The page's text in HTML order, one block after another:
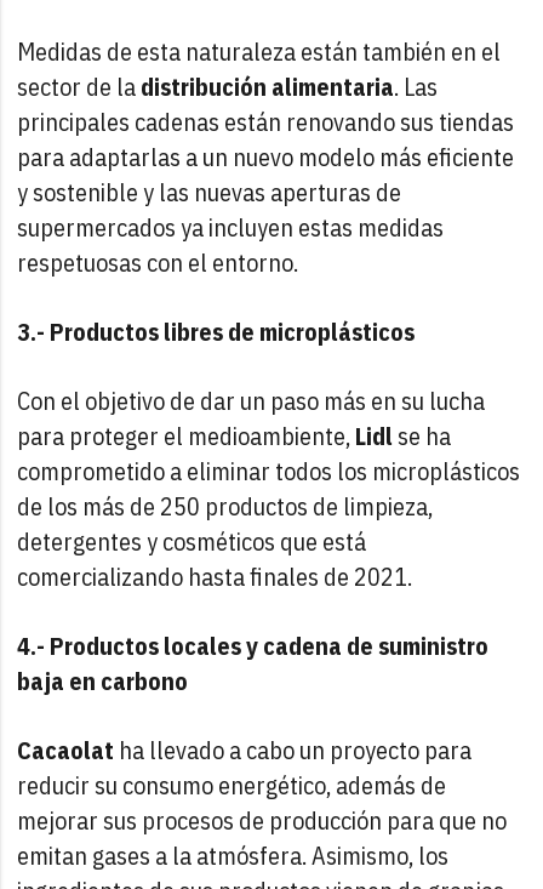
Medidas de esta naturaleza están también en el
sector de ladistribución alimentaria. Las
principales cadenas están renovando sus tiendas
para adaptarlas a un nuevo modelo más eficiente
y sostenible y las nuevas aperturas de
supermercados ya incluyen estas medidas
respetuosas con el entorno.
3.- Productos libres de microplásticos
Con el objetivo de dar un paso más en su lucha
para proteger el medioambiente,Lidlse ha
comprometido a eliminar todos los microplásticos
de los más de 250 productos de limpieza,
detergentes y cosméticos que está
comercializando hasta finales de 2021.
4.- Productos locales y cadena de suministro
baja en carbono
Cacaolat ha llevado a cabo un proyecto para
reducir su consumo energético, además de
mejorar sus procesos de producción para que no
emitan gases a la atmósfera. Asimismo, los